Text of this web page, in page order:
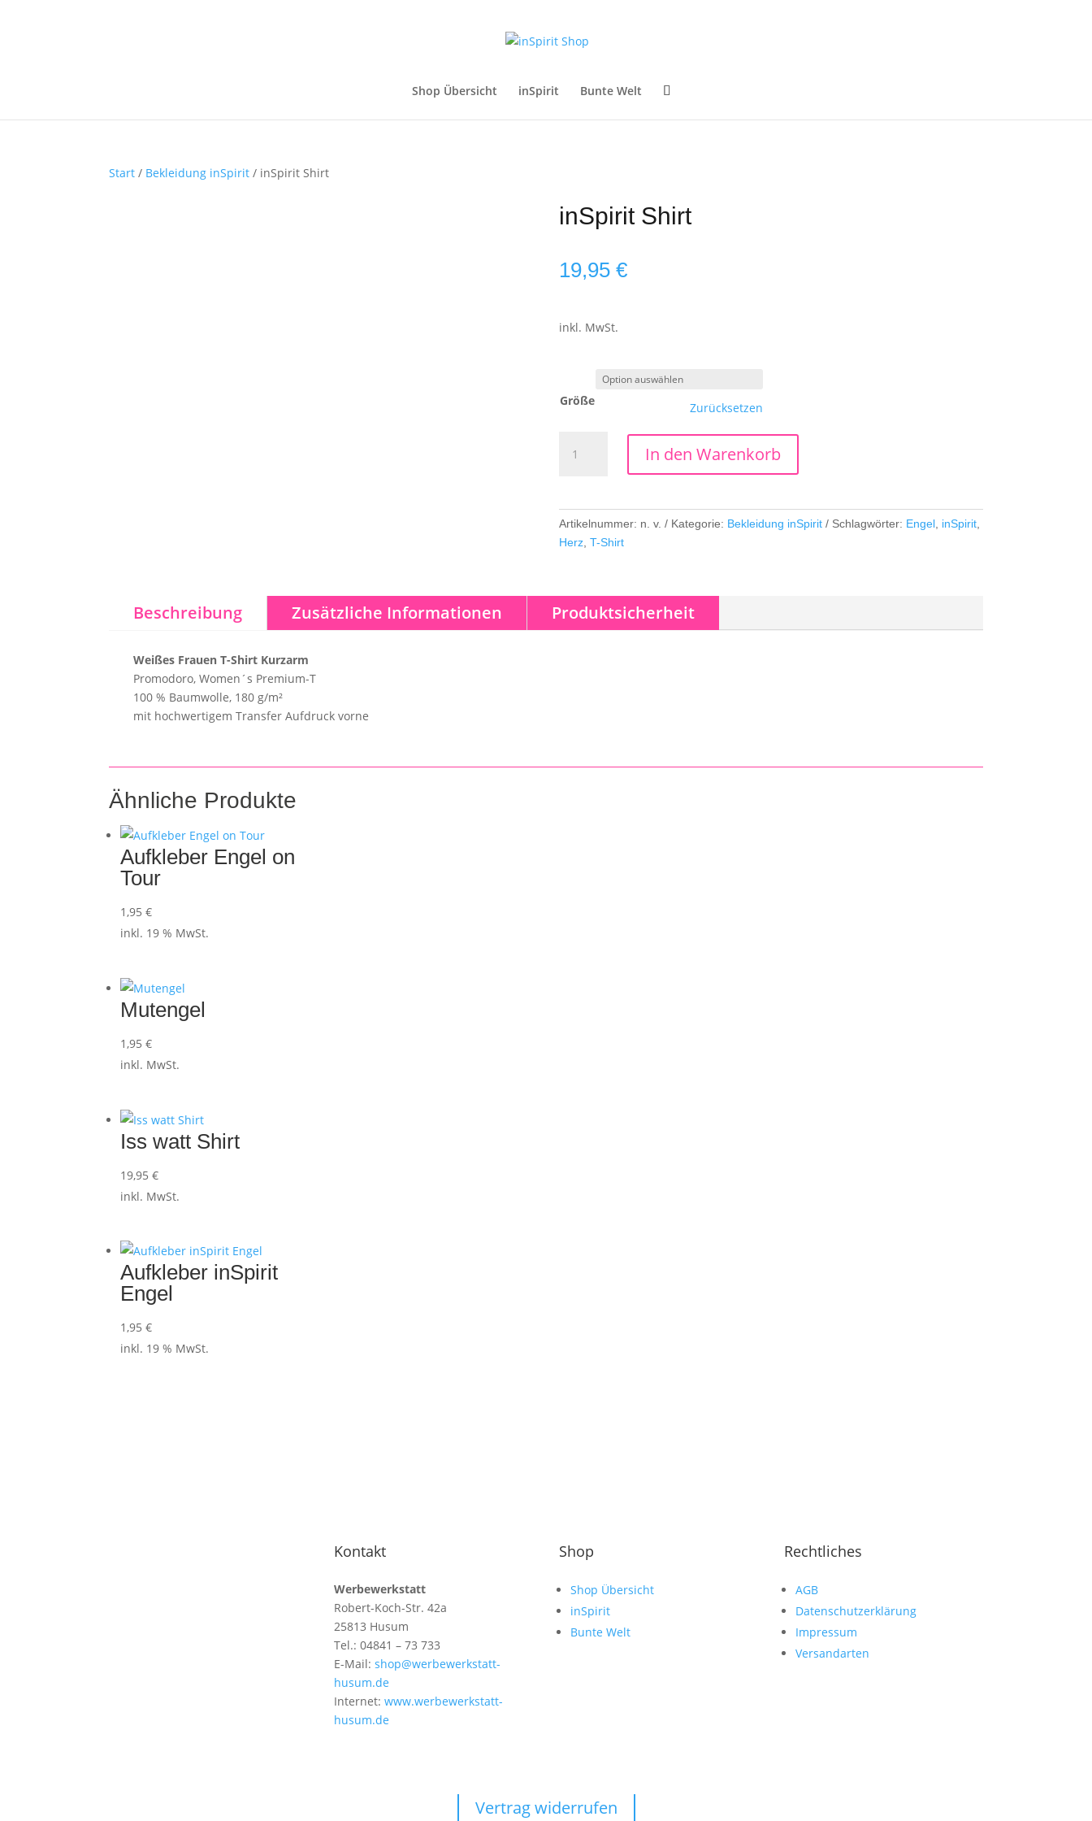
Shop Übersicht inSpirit Bunte Welt
Start / Bekleidung inSpirit / inSpirit Shirt
inSpirit Shirt
19,95€
inkl. MwSt.
Größe Zurücksetzen
Shirt
In den Warenkorb
Artikelnummer: n. v. Kategorie: Bekleidung inSpirit Schlagwörter: Engel, inSpirit,
Herz,T-Shirt
Beschreibung Zusätzliche Informationen Produktsicherheit
Weißes Frauen T-Shirt Kurzarm
Promodoro, Women´s Premium-T
100 % Baumwolle, 180 g/m²
mit hochwertigem Transfer Aufdruck vorne
Ähnliche Produkte
Aufkleber Engel on
Tour
1,95€
inkl. 19 % MwSt.
Mutengel
1,95€
inkl. MwSt.
Iss watt Shirt
19,95€
inkl. MwSt.
Aufkleber inSpirit
Engel
1,95€
inkl. 19 % MwSt.
Kontakt
Werbewerkstatt
Robert-Koch-Str. 42a
25813 Husum
Tel.: 04841 – 73 733
E-Mail: shop@werbewerkstatt-
husum.de
Internet: www.werbewerkstatt-
husum.de
Shop
Shop Übersicht
inSpirit
Bunte Welt
Rechtliches
AGB
Datenschutzerklärung
Impressum
Versandarten
Vertrag widerrufen